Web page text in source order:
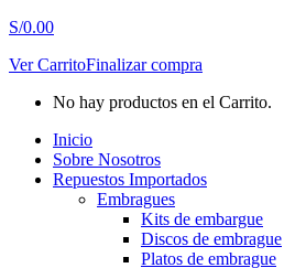
S/0.00
Ver CarritoFinalizar compra
No hay productos en el Carrito.
Inicio
Sobre Nosotros
Repuestos Importados
Embragues
Kits de embargue
Discos de embrague
Platos de embrague